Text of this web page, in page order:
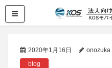
2020年1月16日
onozuka
blog